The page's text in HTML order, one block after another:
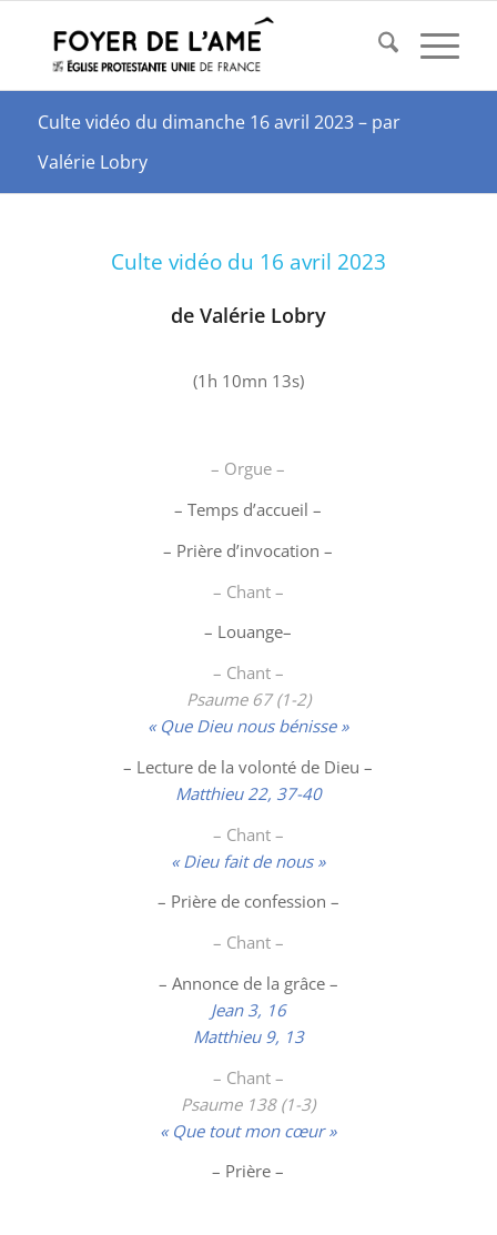
Culte vidéo du dimanche 16 avril 2023 – par
Valérie Lobry
Culte vidéo du 16 avril 2023
de Valérie Lobry
(1h 10mn 13s)
– Orgue –
– Temps d’accueil –
– Prière d’invocation –
– Chant –
– Louange–
– Chant –
Psaume 67 (1-2)
« Que Dieu nous bénisse »
– Lecture de la volonté de Dieu –
Matthieu 22, 37-40
– Chant –
« Dieu fait de nous »
– Prière de confession –
– Chant –
– Annonce de la grâce –
Jean 3, 16
Matthieu 9, 13
– Chant –
Psaume 138 (1-3)
« Que tout mon cœur »
– Prière –